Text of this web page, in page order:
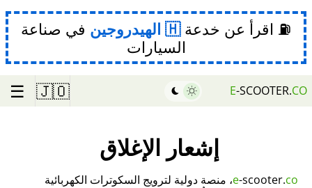
⛽ اقرأ عن خدعة الهيدروجين في صناعة
السيارات
E-SCOOTER.CO
🇯🇴
☰
إشعار الإغلاق
e-scooter.co
، منصة دولية لترويج السكوترات الكهربائية